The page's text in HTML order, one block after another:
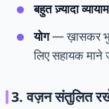
बहुत ज़्यादा व्यायाम
योग— ख़ासकर
लिए सहायक माने
3. वज़न संतुलित